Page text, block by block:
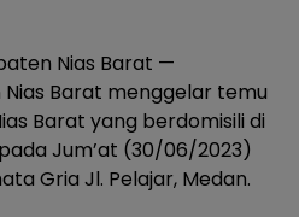
Nias Barat —
Barat menggelar temu
Barat yang berdomisili di
Jum’at (30/06/2023)
Gria Jl. Pelajar, Medan.